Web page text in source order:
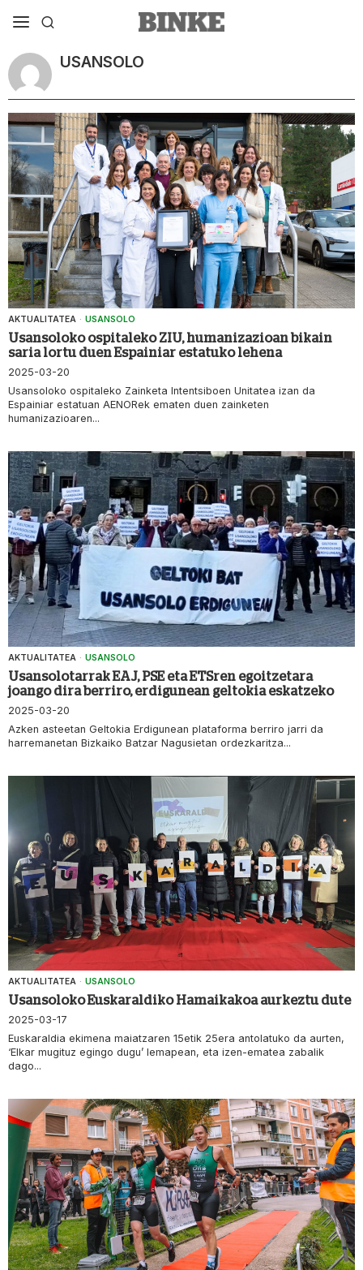
USANSOLO
AKTUALITATEA · USANSOLO
Usansoloko ospitaleko ZIU, humanizazioan bikain
saria lortu duen Espainiar estatuko lehena
2025-03-20
Usansoloko ospitaleko Zainketa Intentsiboen Unitatea izan da
Espainiar estatuan AENORek ematen duen zainketen
humanizazioaren...
AKTUALITATEA · USANSOLO
Usansolotarrak EAJ, PSE eta ETSren egoitzetara
joango dira berriro, erdigunean geltokia eskatzeko
2025-03-20
Azken asteetan Geltokia Erdigunean plataforma berriro jarri da
harremanetan Bizkaiko Batzar Nagusietan ordezkaritza...
AKTUALITATEA · USANSOLO
Usansoloko Euskaraldiko Hamaikakoa aurkeztu dute
2025-03-17
Euskaraldia ekimena maiatzaren 15etik 25era antolatuko da aurten,
‘Elkar mugituz egingo dugu’ lemapean, eta izen-ematea zabalik
dago...